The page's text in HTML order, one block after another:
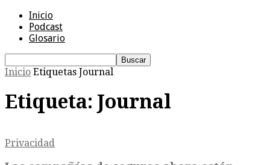
Inicio
Podcast
Glosario
Inicio Etiquetas Journal
Etiqueta: Journal
Privacidad